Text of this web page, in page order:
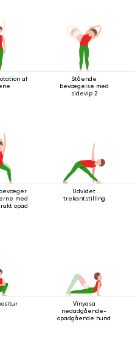
af
Stående
bevægelse med
sidevip 2
med
opad
Udvidet
trekantstilling
Vinyasa
nedadgående-
opadgående hund